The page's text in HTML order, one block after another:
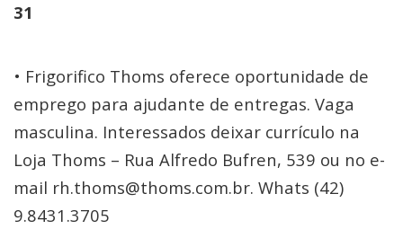
31
• Frigorifico Thoms oferece oportunidade de
emprego para ajudante de entregas. Vaga
masculina. Interessados deixar currículo na
Loja Thoms – Rua Alfredo Bufren, 539 ou no e-
mail rh.thoms@thoms.com.br. Whats (42)
9.8431.3705